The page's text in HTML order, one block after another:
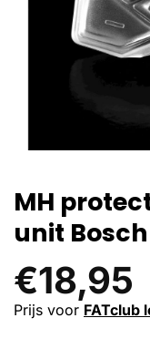
MH
unit
€18,95
Prijs voor FATclub